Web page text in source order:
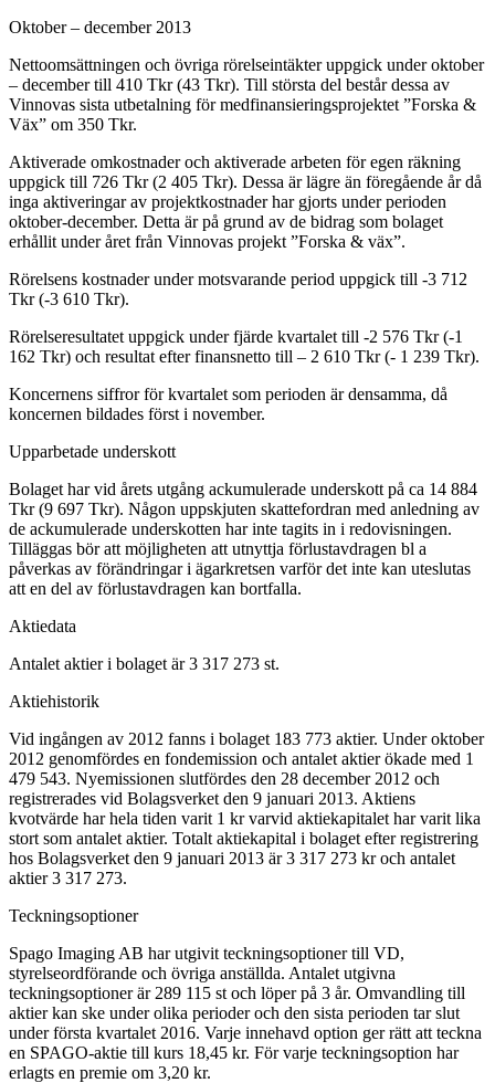
Oktober – december 2013
Nettoomsättningen och övriga rörelseintäkter uppgick under oktober
– december till 410 Tkr (43 Tkr). Till största del består dessa av
Vinnovas sista utbetalning för medfinansieringsprojektet ”Forska &
Väx” om 350 Tkr.
Aktiverade omkostnader och aktiverade arbeten för egen räkning
uppgick till 726 Tkr (2 405 Tkr). Dessa är lägre än föregående år då
inga aktiveringar av projektkostnader har gjorts under perioden
oktober-december. Detta är på grund av de bidrag som bolaget
erhållit under året från Vinnovas projekt ”Forska & väx”.
Rörelsens kostnader under motsvarande period uppgick till -3 712
Tkr (-3 610 Tkr).
Rörelseresultatet uppgick under fjärde kvartalet till -2 576 Tkr (-1
162 Tkr) och resultat efter finansnetto till – 2 610 Tkr (- 1 239 Tkr).
Koncernens siffror för kvartalet som perioden är densamma, då
koncernen bildades först i november.
Upparbetade underskott
Bolaget har vid årets utgång ackumulerade underskott på ca 14 884
Tkr (9 697 Tkr). Någon uppskjuten skattefordran med anledning av
de ackumulerade underskotten har inte tagits in i redovisningen.
Tilläggas bör att möjligheten att utnyttja förlustavdragen bl a
påverkas av förändringar i ägarkretsen varför det inte kan uteslutas
att en del av förlustavdragen kan bortfalla.
Aktiedata
Antalet aktier i bolaget är 3 317 273 st.
Aktiehistorik
Vid ingången av 2012 fanns i bolaget 183 773 aktier. Under oktober
2012 genomfördes en fondemission och antalet aktier ökade med 1
479 543. Nyemissionen slutfördes den 28 december 2012 och
registrerades vid Bolagsverket den 9 januari 2013. Aktiens
kvotvärde har hela tiden varit 1 kr varvid aktiekapitalet har varit lika
stort som antalet aktier. Totalt aktiekapital i bolaget efter registrering
hos Bolagsverket den 9 januari 2013 är 3 317 273 kr och antalet
aktier 3 317 273.
Teckningsoptioner
Spago Imaging AB har utgivit teckningsoptioner till VD,
styrelseordförande och övriga anställda. Antalet utgivna
teckningsoptioner är 289 115 st och löper på 3 år. Omvandling till
aktier kan ske under olika perioder och den sista perioden tar slut
under första kvartalet 2016. Varje innehavd option ger rätt att teckna
en SPAGO-aktie till kurs 18,45 kr. För varje teckningsoption har
erlagts en premie om 3,20 kr.